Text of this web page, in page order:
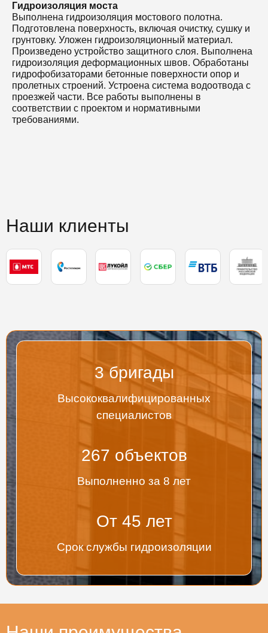
Гидроизоляция моста
Выполнена гидроизоляция мостового полотна.
Подготовлена поверхность, включая очистку, сушку и
грунтовку. Уложен гидроизоляционный материал.
Произведено устройство защитного слоя. Выполнена
гидроизоляция деформационных швов. Обработаны
гидрофобизаторами бетонные поверхности опор и
пролетных строений. Устроена система водоотвода с
проезжей части. Все работы выполнены в
соответствии с проектом и нормативными
требованиями.
Наши клиенты
3бригады
Высококвалифицированных
специалистов
267 объектов
Выполненно за 8 лет
От 45 лет
Срок службы гидроизоляции